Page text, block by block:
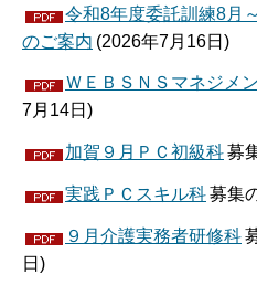
令和8年度委託訓練8月
のご案内 (2026年7月16日)
ＷＥＢＳＮＳマネジメ
7月14日)
加賀９月ＰＣ初級科募
実践ＰＣスキル科募集
９月介護実務者研修科
日)